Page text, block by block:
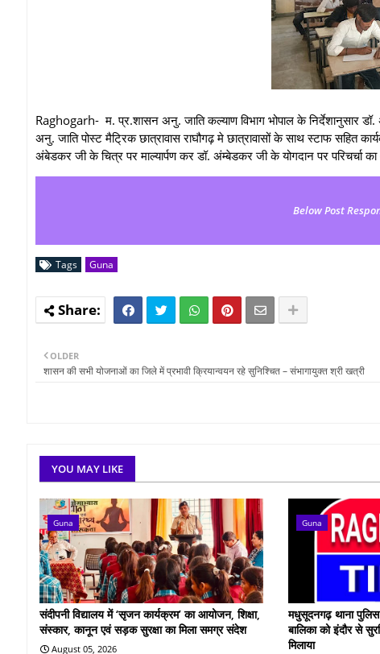
Raghogarh- म. प्र.शासन अनु. जाति कल्याण विभाग भोपाल के निर्देशानुसार
अनु. जाति पोस्ट मैट्रिक छात्रावास राघौगढ़ मे छात्रावासों के साथ स्टाफ सहित
अंबेडकर जी के चित्र पर माल्यार्पण कर डॉ. अंम्बेडकर जी के योगदान पर परिचर्चा
Below Post
Tags Guna
OLDER
शासन की सभी योजनाओं का जिले में प्रभावी क्रियान्वयन रहे सुनिश्चित – संभागायुक्‍त श्री खत्री
YOU MAY LIKE
Guna
संदीपनी विद्यालय में ‘सृजन कार्यक्रम’ का आयोजन, शिक्षा,
संस्कार, कानून एवं सड़क सुरक्षा का मिला समग्र संदेश
August 05, 2026
Guna
मधुसूदनगढ़ थाना
बालिका को इंदौर से
मिलाया